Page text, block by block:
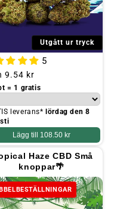
Utgått ur tryck
5
9.54 kr
= 1 gratis
leverans* lördag den 8
Lägg till 108.50 kr
Haze CBD Små
knoppar🌴